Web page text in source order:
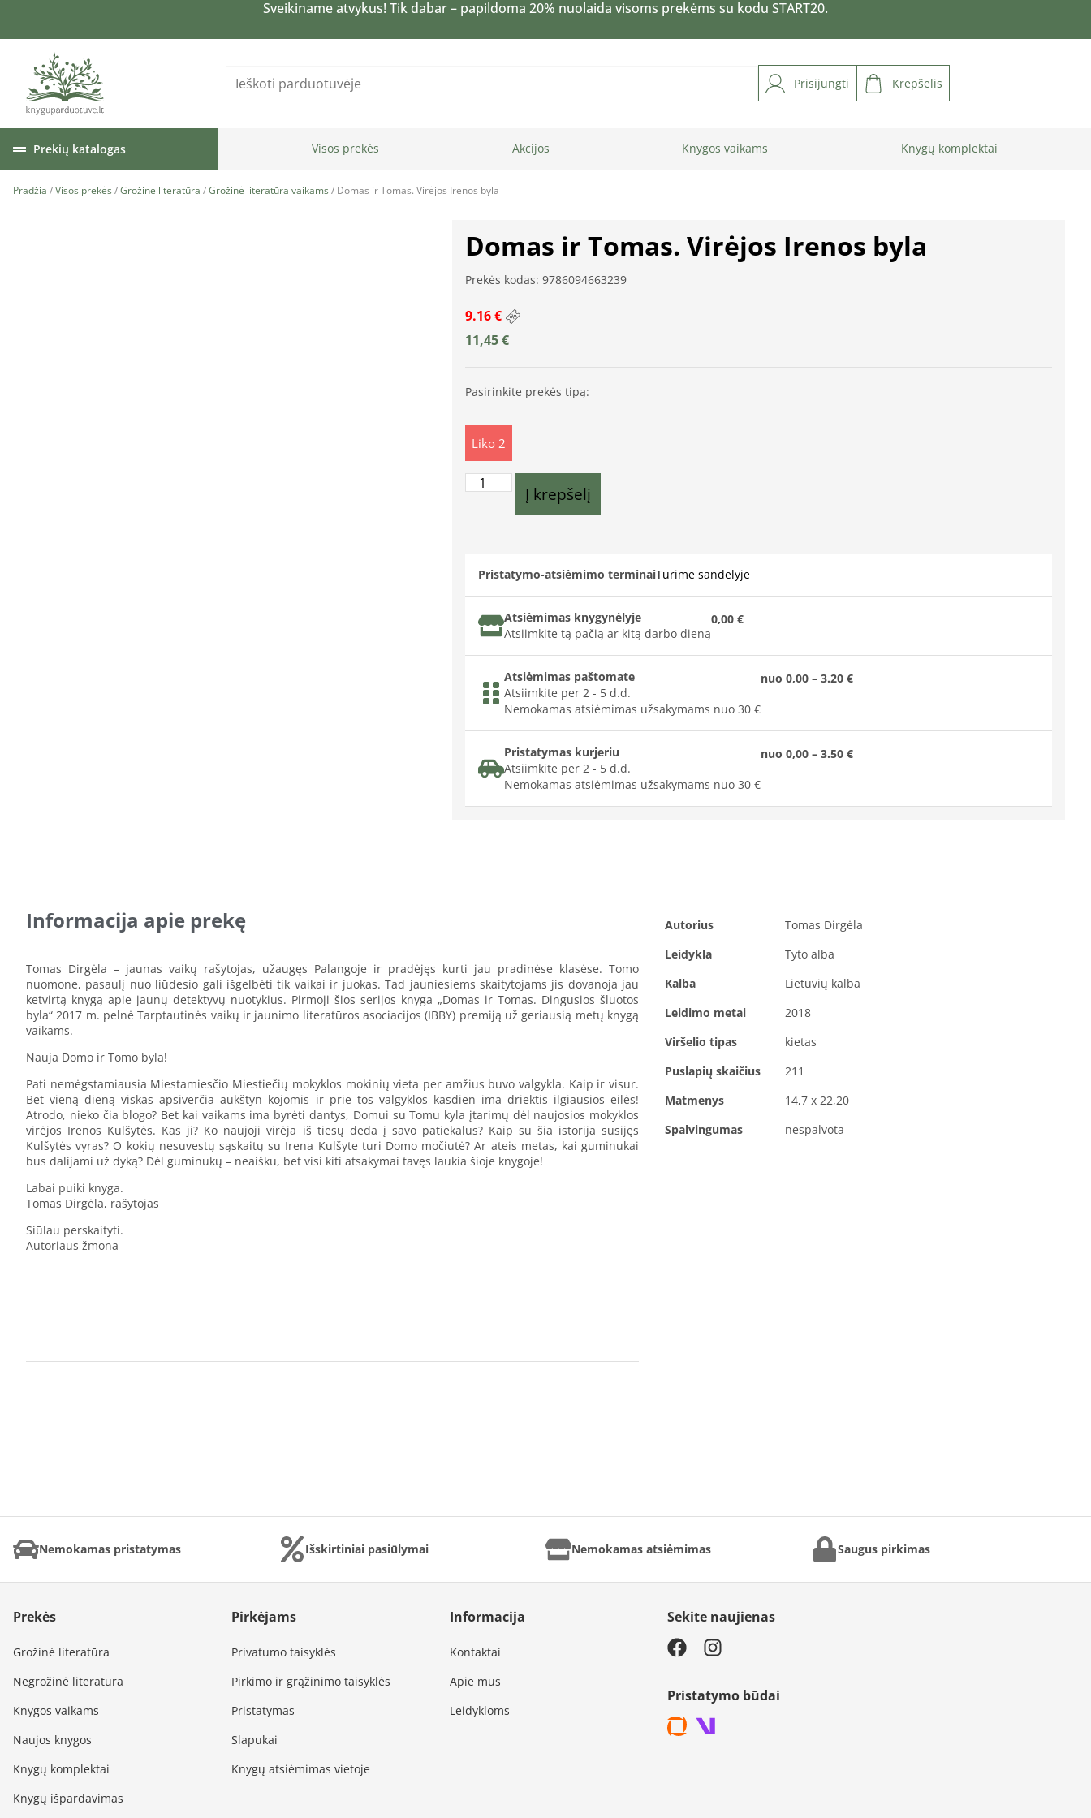
Sveikiname atvykus! Tik dabar – papildoma 20% nuolaida visoms prekėms su kodu START20.
Prisijungti Krepšelis
Prekių katalogas Visos prekės Akcijos Knygos vaikams Knygų komplektai
Pradžia /Visos prekės /Grožinė literatūra /Grožinė literatūra vaikams / Domas ir Tomas. Virėjos Irenos byla
Domas ir Tomas. Virėjos Irenos byla
Prekės kodas: 9786094663239
9.16 €
11,45€
Pasirinkite prekės tipą:
Liko 2
Į krepšelį
Pristatymo-atsiėmimo terminaiTurime sandelyje
Atsiėmimas knygynėlyje
Atsiimkite tą pačią ar kitą darbo dieną
0,00 €
Atsiėmimas paštomate
Atsiimkite per 2 - 5 d.d.
Nemokamas atsiėmimas užsakymams nuo 30 €
nuo 0,00 – 3.20 €
Pristatymas kurjeriu
Atsiimkite per 2 - 5 d.d.
Nemokamas atsiėmimas užsakymams nuo 30 €
nuo 0,00 – 3.50 €
Informacija apie prekę
Tomas Dirgėla – jaunas vaikų rašytojas, užaugęs Palangoje ir pradėjęs kurti jau pradinėse klasėse. Tomo
nuomone, pasaulį nuo liūdesio gali išgelbėti tik vaikai ir juokas. Tad jauniesiems skaitytojams jis dovanoja jau
ketvirtą knygą apie jaunų detektyvų nuotykius. Pirmoji šios serijos knyga „Domas ir Tomas. Dingusios šluotos
byla“ 2017 m. pelnė Tarptautinės vaikų ir jaunimo literatūros asociacijos (IBBY) premiją už geriausią metų knygą
vaikams.
Nauja Domo ir Tomo byla!
Pati nemėgstamiausia Miestamiesčio Miestiečių mokyklos mokinių vieta per amžius buvo valgykla. Kaip ir visur.
Bet vieną dieną viskas apsiverčia aukštyn kojomis ir prie tos valgyklos kasdien ima driektis ilgiausios eilės!
Atrodo, nieko čia blogo? Bet kai vaikams ima byrėti dantys, Domui su Tomu kyla įtarimų dėl naujosios mokyklos
virėjos Irenos Kulšytės. Kas ji? Ko naujoji virėja iš tiesų deda į savo patiekalus? Kaip su šia istorija susijęs
Kulšytės vyras? O kokių nesuvestų sąskaitų su Irena Kulšyte turi Domo močiutė? Ar ateis metas, kai guminukai
bus dalijami už dyką? Dėl guminukų – neaišku, bet visi kiti atsakymai tavęs laukia šioje knygoje!
Labai puiki knyga.
Tomas Dirgėla, rašytojas
Siūlau perskaityti.
Autoriaus žmona
Autorius
Tomas Dirgėla
Leidykla
Tyto alba
Kalba
Lietuvių kalba
Leidimo metai
2018
Viršelio tipas
kietas
Puslapių skaičius
211
Matmenys
14,7 x 22,20
Spalvingumas
nespalvota
Nemokamas pristatymas Išskirtiniai pasiūlymai Nemokamas atsiėmimas Saugus pirkimas
Prekės
Grožinė literatūra
Negrožinė literatūra
Knygos vaikams
Naujos knygos
Knygų komplektai
Knygų išpardavimas
Pirkėjams
Privatumo taisyklės
Pirkimo ir grąžinimo taisyklės
Pristatymas
Slapukai
Knygų atsiėmimas vietoje
Informacija
Kontaktai
Apie mus
Leidykloms
Sekite naujienas
Pristatymo būdai